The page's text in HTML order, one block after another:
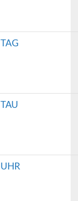
TAG
TAU
UHR